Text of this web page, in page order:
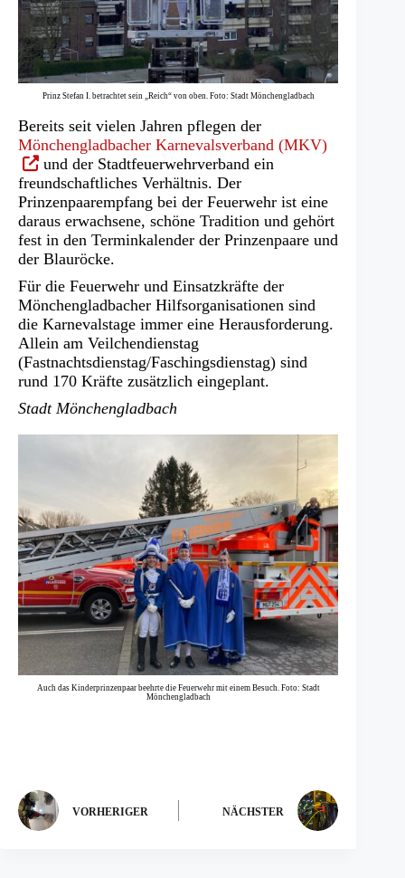
Prinz Stefan I. betrachtet sein „Reich“ von oben. Foto: Stadt Mönchengladbach
Bereits seit vielen Jahren pflegen der
Mönchengladbacher Karnevalsverband (MKV)(Öffnet
neuen
Tab)
und der Stadtfeuerwehrverband ein
freundschaftliches Verhältnis. Der
Prinzenpaarempfang bei der Feuerwehr ist eine
daraus erwachsene, schöne Tradition und gehört
fest in den Terminkalender der Prinzenpaare und
der Blauröcke.
Für die Feuerwehr und Einsatzkräfte der
Mönchengladbacher Hilfsorganisationen sind
die Karnevalstage immer eine Herausforderung.
Allein am Veilchendienstag
(Fastnachtsdienstag/Faschingsdienstag) sind
rund 170 Kräfte zusätzlich eingeplant.
Stadt Mönchengladbach
Auch das Kinderprinzenpaar beehrte die Feuerwehr mit einem Besuch. Foto: Stadt
Mönchengladbach
VORHERIGER NÄCHSTER